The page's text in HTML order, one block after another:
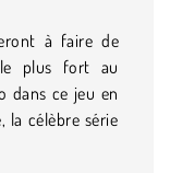
à faire de
le plus fort au
dans ce jeu en
la célèbre série